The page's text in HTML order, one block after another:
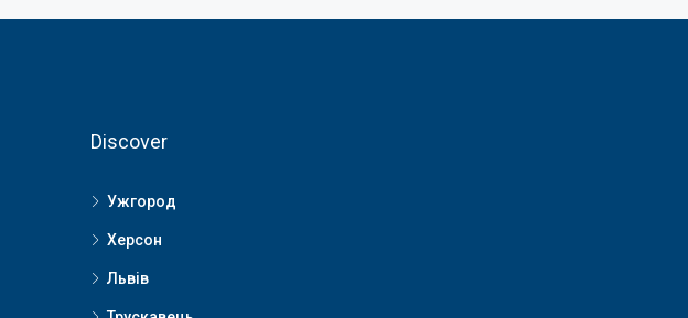
Discover
Ужгород
Херсон
Львів